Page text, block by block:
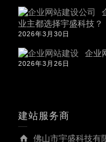
业主都选择宇盛科技？
2026年3月30日
企业
2026年3月26日
建站服务商
佛山市宇盛科技有